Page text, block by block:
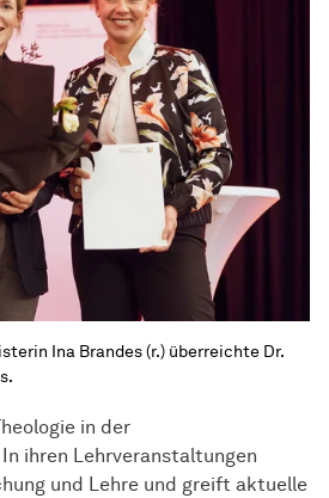
in der
ihren Lehrveranstaltungen
und Lehre und greift aktuelle
Ina Brandes (r.) überreichte Dr.